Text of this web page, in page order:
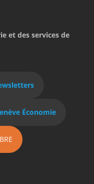
et des services de
Économie